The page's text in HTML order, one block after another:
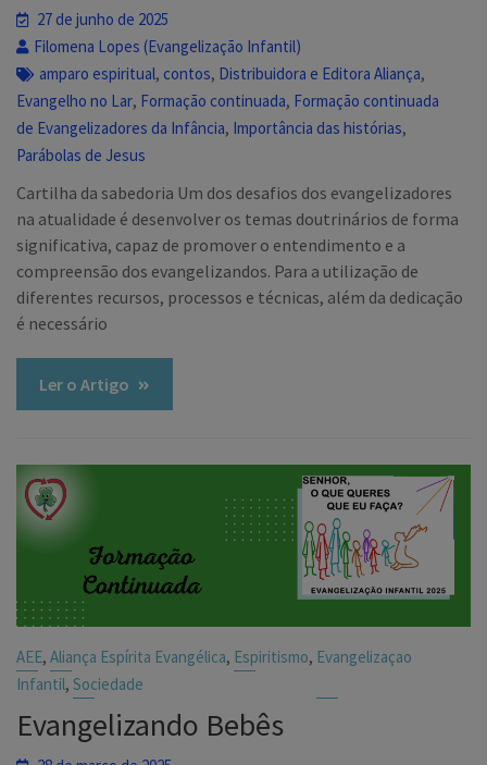
27 de junho de 2025
Filomena Lopes (Evangelização Infantil)
amparo espiritual, contos, Distribuidora e Editora Aliança,
Evangelho no Lar, Formação continuada, Formação continuada
de Evangelizadores da Infância, Importância das histórias,
Parábolas de Jesus
Cartilha da sabedoria Um dos desafios dos evangelizadores
na atualidade é desenvolver os temas doutrinários de forma
significativa, capaz de promover o entendimento e a
compreensão dos evangelizandos. Para a utilização de
diferentes recursos, processos e técnicas, além da dedicação
é necessário
Ler o Artigo
AEE,Aliança Espírita Evangélica, Espiritismo, Evangelizaçao
Infantil,Sociedade
Evangelizando Bebês